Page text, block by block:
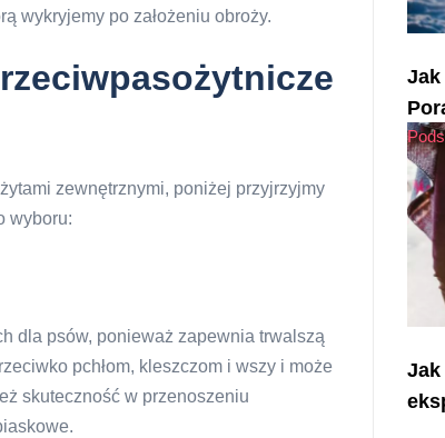
wykryjemy po założeniu obroży.
zewnętrznymi, poniżej przyjrzyjmy
wyboru:
dla psów, ponieważ zapewnia trwalszą
pchłom, kleszczom i wszy i może
skuteczność w przenoszeniu
Jak
Jak